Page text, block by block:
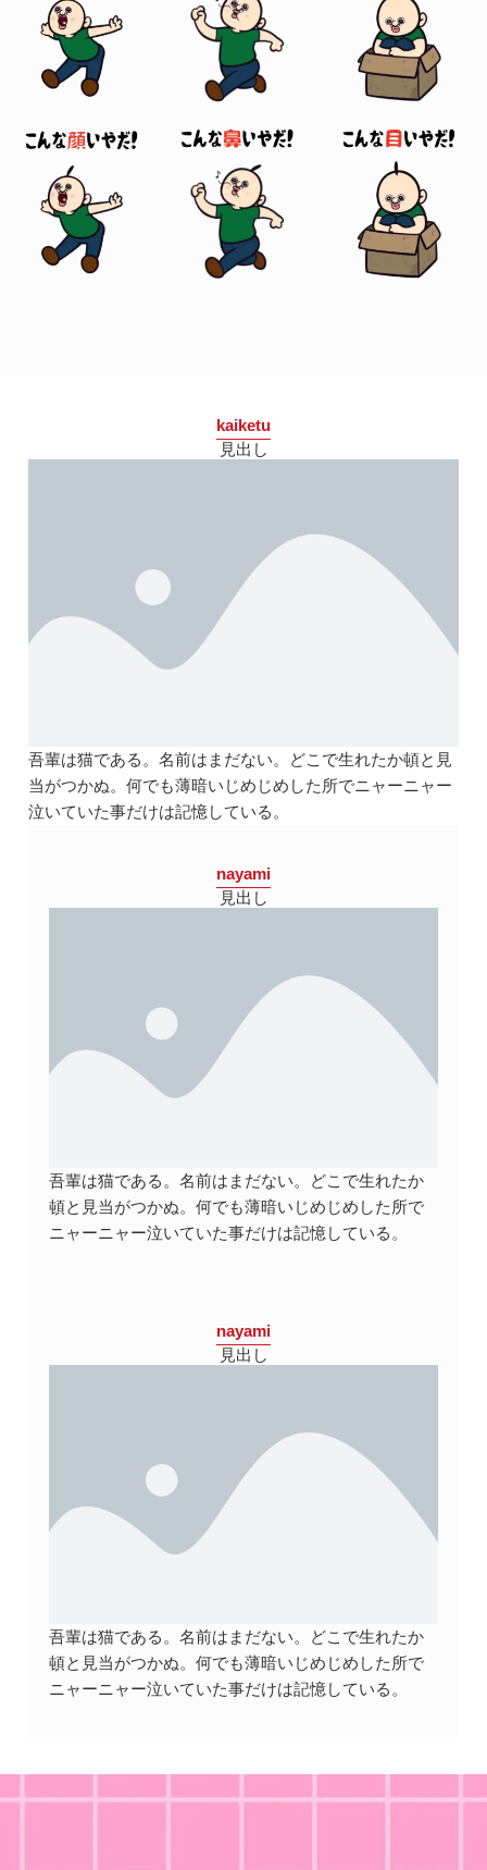
kaiketu
見出し
吾輩は猫である。名前はまだない。どこで生れたか頓と見
当がつかぬ。何でも薄暗いじめじめした所でニャーニャー
泣いていた事だけは記憶している。
nayami
見出し
吾輩は猫である。名前はまだない。どこで生れたか
頓と見当がつかぬ。何でも薄暗いじめじめした所で
ニャーニャー泣いていた事だけは記憶している。
nayami
見出し
吾輩は猫である。名前はまだない。どこで生れたか
頓と見当がつかぬ。何でも薄暗いじめじめした所で
ニャーニャー泣いていた事だけは記憶している。